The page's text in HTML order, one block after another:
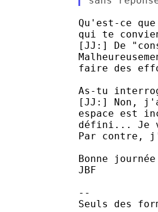
Qu'est-ce
qui te
[JJ:] De
faire des
As-tu
[JJ:] Non,
espace est
défini... Je
Par contre,
Bonne journée
JBF
--
Seuls des